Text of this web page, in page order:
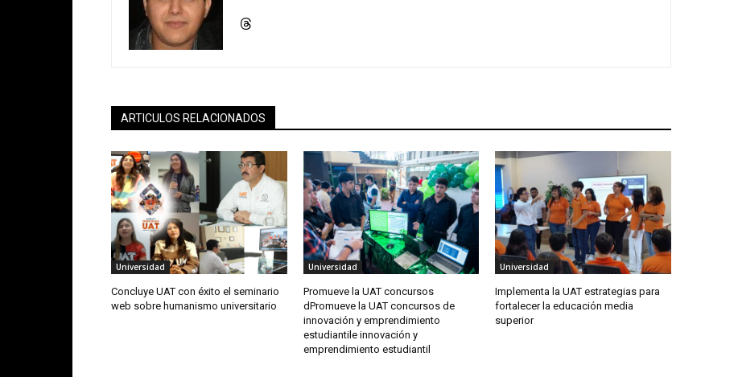
ARTICULOS RELACIONADOS
Universidad
Concluye UAT con éxito el seminario
web sobre humanismo universitario
Universidad
Promueve la UAT concursos
dPromueve la UAT concursos de
innovación y emprendimiento
estudiantile innovación y
emprendimiento estudiantil
Universidad
Implementa la UAT estrategias para
fortalecer la educación media
superior